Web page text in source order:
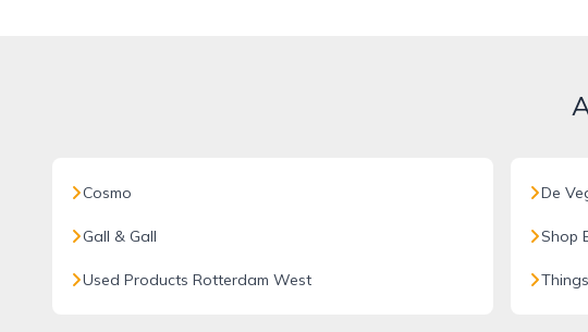
Cosmo
Gall & Gall
Used Products Rotterdam West
De
Shop